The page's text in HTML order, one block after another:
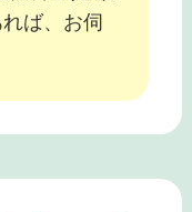
ば、お伺